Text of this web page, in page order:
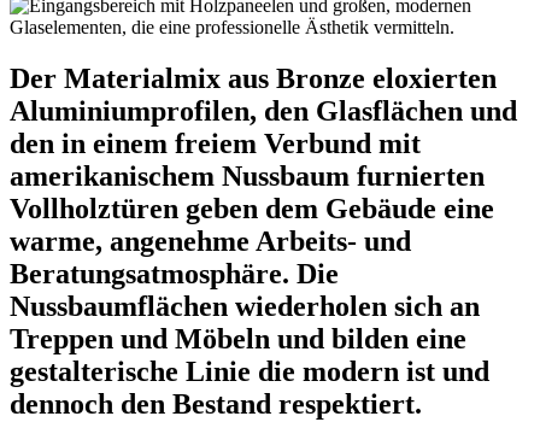
Der Materialmix aus Bronze eloxierten
Aluminiumprofilen, den Glasflächen und
den in einem freiem Verbund mit
amerikanischem Nussbaum furnierten
Vollholztüren geben dem Gebäude eine
warme, angenehme Arbeits- und
Beratungsatmosphäre. Die
Nussbaumflächen wiederholen sich an
Treppen und Möbeln und bilden eine
gestalterische Linie die modern ist und
dennoch den Bestand respektiert.